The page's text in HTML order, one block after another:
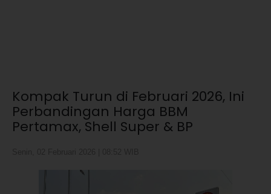
Kompak Turun di Februari 2026, Ini
Perbandingan Harga BBM
Pertamax, Shell Super & BP